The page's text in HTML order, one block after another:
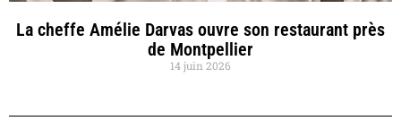
La cheffe Amélie Darvas ouvre son restaurant près
de Montpellier
14 juin 2026